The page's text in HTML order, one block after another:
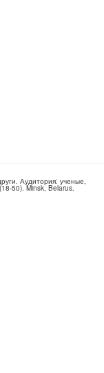
. Аудитория: ученые,
18-50).Minsk, Belarus.